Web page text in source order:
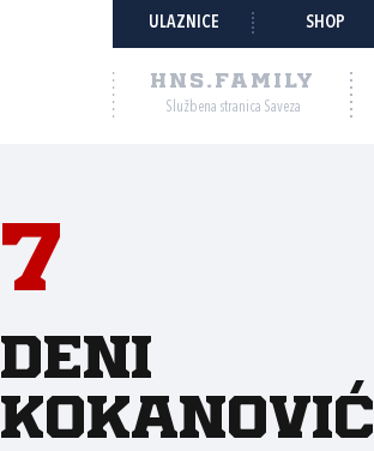
ULAZNICE SHOP
HNS.FAMILY
Službena stranica Saveza
7
Deni
Kokanović